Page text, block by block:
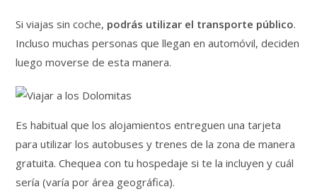
Si viajas sin coche, podrás utilizar el transporte público.
Incluso muchas personas que llegan en automóvil, deciden
luego moverse de esta manera.
Es habitual que los alojamientos entreguen una tarjeta
para utilizar los autobuses y trenes de la zona de manera
gratuita. Chequea con tu hospedaje si te la incluyen y cuál
sería (varía por área geográfica).